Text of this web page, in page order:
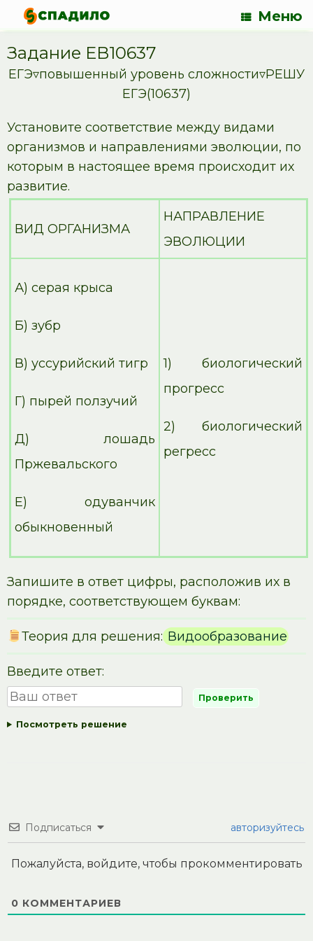
Меню
Задание EB10637
ЕГЭ▿повышенный уровень сложности▿РЕШУ
ЕГЭ(10637)
Установите соответствие между видами
организмов и направлениями эволюции, по
которым в настоящее время происходит их
развитие.
ВИД ОРГАНИЗМА
НАПРАВЛЕНИЕ
ЭВОЛЮЦИИ
А) серая крыса
Б) зубр
В) уссурийский тигр
Г) пырей ползучий
Д) лошадь
Пржевальского
Е) одуванчик
обыкновенный
1) биологический
прогресс
2) биологический
регресс
Запишите в ответ цифры, расположив их в
порядке, соответствующем буквам:
Теория для решения:Видообразование
Введите ответ:
Посмотреть решение
Подписаться авторизуйтесь
Пожалуйста, войдите, чтобы прокомментировать
0 КОММЕНТАРИЕВ